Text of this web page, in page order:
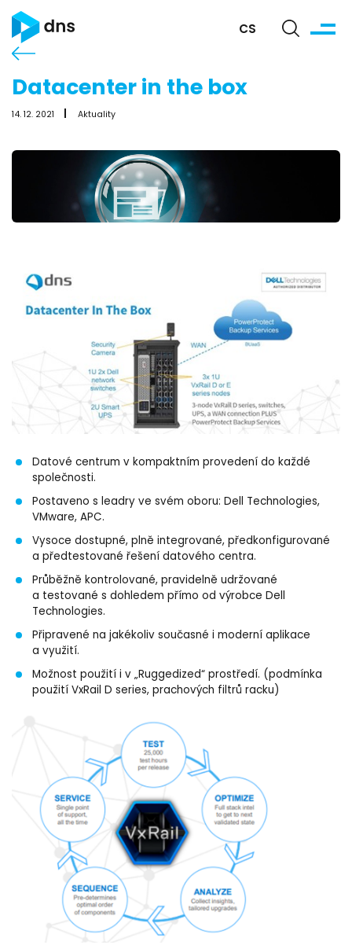
CS
Datacenter in the box
14. 12. 2021 Aktuality
Datové centrum v kompaktním provedení do každé
společnosti.
Postaveno s leadry ve svém oboru: Dell Technologies,
VMware, APC.
Vysoce dostupné, plně integrované, předkonfigurované
a předtestované řešení datového centra.
Průběžně kontrolované, pravidelně udržované
a testované s dohledem přímo od výrobce Dell
Technologies.
Připravené na jakékoliv současné i moderní aplikace
a využití.
Možnost použití i v „Ruggedized“ prostředí. (podmínka
použití VxRail D series, prachových filtrů racku)